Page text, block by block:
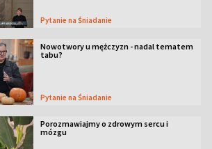
Pytanie na Śniadanie
Nowotwory u mężczyzn - nadal tematem
tabu?
Pytanie na Śniadanie
Porozmawiajmy o zdrowym sercu i
mózgu